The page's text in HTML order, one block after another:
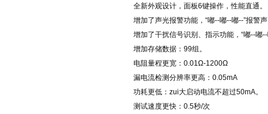
全新外观设计，面板6键操作，性能直通。
增加了声光报警功能，“嘟--嘟--嘟--”报警
增加了干扰信号识别、指示功能，“嘟--嘟
增加存储数据：99组。
电阻量程更宽：0.01Ω-1200Ω
漏电流检测分辨率更高：0.05mA
功耗更低：zui大启动电流不超过50mA。
测试速度更快：0.5秒/次